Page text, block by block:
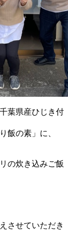
葉県産ひじき付
飯の素」に、
の炊き込みご飯
させていただき